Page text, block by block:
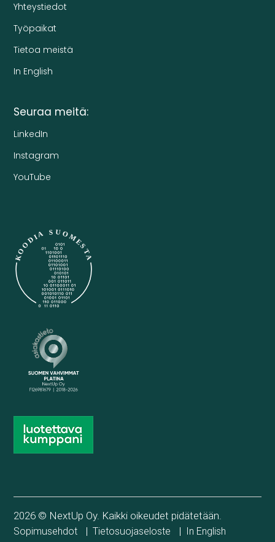
Yhteystiedot
Työpaikat
Tietoa meistä
In English
Seuraa meitä:
LinkedIn
Instagram
YouTube
2026 © NextUp Oy. Kaikki oikeudet pidätetään.
Sopimusehdot |Tietosuojaseloste | In English